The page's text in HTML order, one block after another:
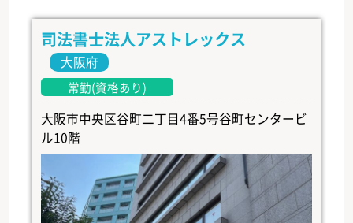
司法書士法人アストレックス
大阪府
常勤(資格あり)
大阪市中央区谷町二丁目4番5号谷町センタービ
ル10階